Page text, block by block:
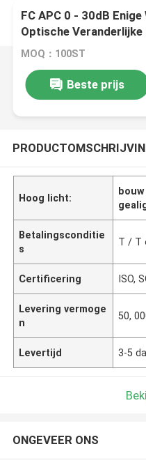
FC APC 0 - 30dB
Optische Veranderlijke
MOQ：100ST
Beste prijs
Hoog licht:
Betalingsconditie
s
T / T
Certificering ISO,
Levering vermoge
n
50,
Levertijd 3-5
ONGEVEER ONS